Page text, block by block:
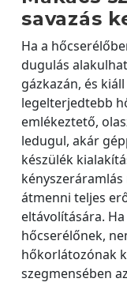
savazás
Ha a
dugulás
gázkazán, és
legelterjedtebb
emlékeztető,
ledugul, akár
készülék
átmenni teljes
eltávolítására.
hőcserélőnek,
hőkorlátozónak
szegmensében